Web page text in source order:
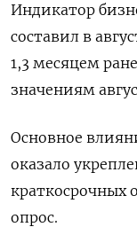
Индикатор
составил в
1,3 месяцем
значениям
Основное
оказало
краткосрочных
опрос.